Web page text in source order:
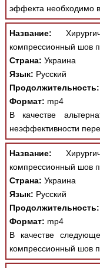
эффекта необходимо
Название:
компрессионный шов
Страна: Украина
Язык: Русский
Продолжительность:
Формат: mp4
В качестве
неэффективности
Название:
компрессионный шов
Страна: Украина
Язык: Русский
Продолжительность:
Формат: mp4
В качестве
компрессионный шов